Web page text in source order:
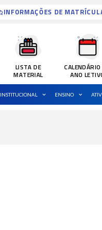
INFORMAÇÕES DE
LISTA DE
MATERIAL ANO
INSTITUCIONAL ENSINO